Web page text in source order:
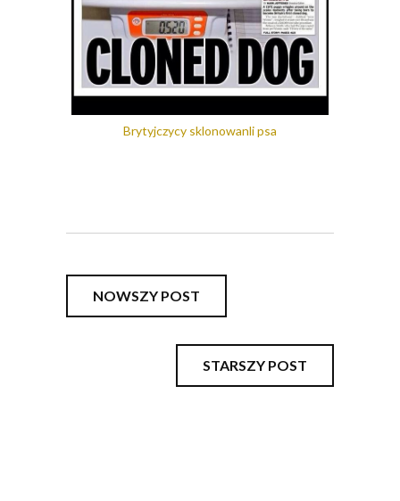
Brytyjczycy sklonowanli psa
NOWSZY POST
STARSZY POST